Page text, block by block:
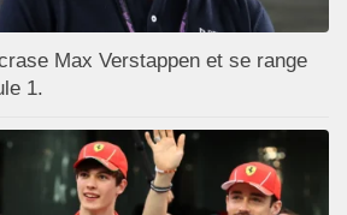
Max Verstappen et se range
1.